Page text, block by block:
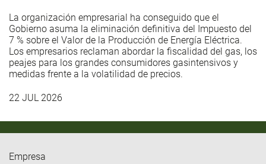
La organización empresarial ha conseguido que el
Gobierno asuma la eliminación definitiva del Impuesto del
7 % sobre el Valor de la Producción de Energía Eléctrica.
Los empresarios reclaman abordar la fiscalidad del gas, los
peajes para los grandes consumidores gasintensivos y
medidas frente a la volatilidad de precios.
22 JUL 2026
Empresa